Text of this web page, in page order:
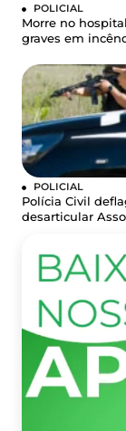
POLICIAL
Morre no
graves em
POLICIAL
Polícia Civil
desarticular